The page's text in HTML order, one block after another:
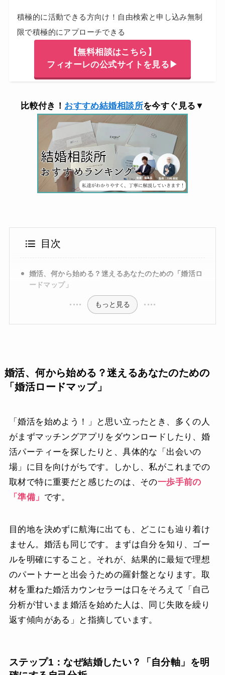
積極的に活動できる方向け！自由検索と申し込み無制
限で積極的にアプローチできる
【無料相談はこちら】
フィオーレの公式サイトを見る▶
比較付き！ おすすめ結婚相談所を今すぐ見る▼
目次
婚活、何から始める？迷えるあなたのための「婚活ロ
ードマップ」
もっと見る
婚活、何から始める？迷えるあなたのための
「婚活ロードマップ」
「婚活を始めよう！」と思い立ったとき、多くの人
がまずマッチングアプリをダウンロードしたり、婚
活パーティーを探したりと、具体的な「出会いの
場」に目を向けがちです。しかし、私がこれまでの
取材で特に重要だと感じたのは、その一歩手前の
「準備」 です。
目的地を決めずに航海に出ても、どこにも辿り着け
ません。婚活も同じです。まずは自分を知り、ゴー
ルを明確にすること。それが、結果的に最短で理想
のパートナーと出会うための羅針盤となります。取
材を重ねた婚活カウンセラーは口をそろえて「自己
分析が甘いまま婚活を始めた人は、同じ失敗を繰り
返す傾向がある」と指摘しています。
ステップ1：なぜ結婚したい？「自分軸」を明